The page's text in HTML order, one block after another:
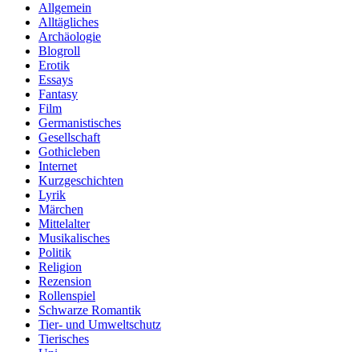
Allgemein
Alltägliches
Archäologie
Blogroll
Erotik
Essays
Fantasy
Film
Germanistisches
Gesellschaft
Gothicleben
Internet
Kurzgeschichten
Lyrik
Märchen
Mittelalter
Musikalisches
Politik
Religion
Rezension
Rollenspiel
Schwarze Romantik
Tier- und Umweltschutz
Tierisches